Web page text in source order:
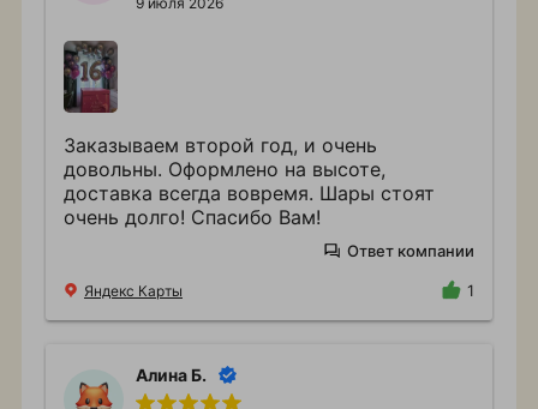
Заказываем второй год, и очень
довольны. Оформлено на высоте,
доставка всегда вовремя. Шары стоят
очень долго! Спасибо Вам!
Ответ компании
Яндекс Карты 1
Алина Б.